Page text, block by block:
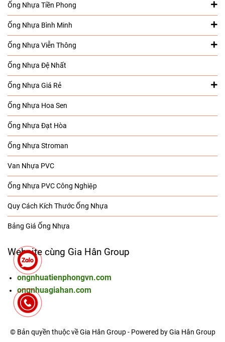
Ống Nhựa Tiền Phong
Ống Nhựa Bình Minh
Ống Nhựa Viễn Thông
Ống Nhựa Đệ Nhất
Ống Nhựa Giá Rẻ
Ống Nhựa Hoa Sen
Ống Nhựa Đạt Hòa
Ống Nhựa Stroman
Van Nhựa PVC
Ống Nhựa PVC Công Nghiệp
Quy Cách Kích Thước Ống Nhựa
Bảng Giá Ống Nhựa
Website cùng Gia Hân Group
ongnhuatienphongvn.com
ongnhuagiahan.com
© Bản quyền thuộc về Gia Hân Group - Powered by Gia Hân Group